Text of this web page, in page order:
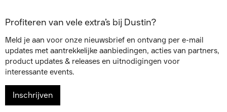
Profiteren van vele extra’s bij Dustin?
Meld je aan voor onze nieuwsbrief en ontvang per e-mail
updates met aantrekkelijke aanbiedingen, acties van partners,
product updates & releases en uitnodigingen voor
interessante events.
Inschrijven